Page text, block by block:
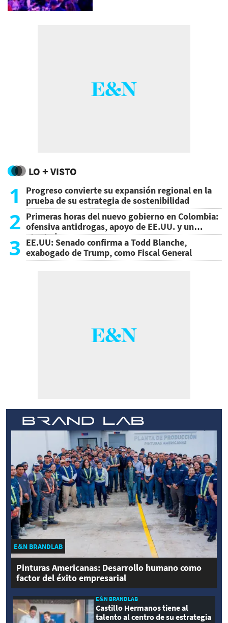
LO + VISTO
1
Progreso convierte su expansión regional en la
prueba de su estrategia de sostenibilidad
2 Primeras horas del nuevo gobierno en Colombia:
ofensiva antidrogas, apoyo de EE.UU. y un
atentado
3 EE.UU: Senado confirma a Todd Blanche,
exabogado de Trump, como Fiscal General
E&N BRANDLAB
Pinturas Americanas: Desarrollo humano como
factor del éxito empresarial
E&N BRANDLAB
Castillo Hermanos tiene al
talento al centro de su estrategia